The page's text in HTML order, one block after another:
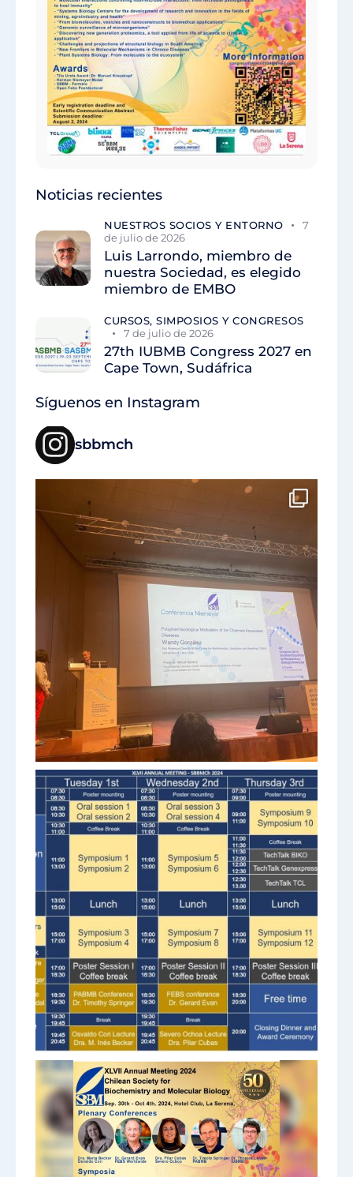
Noticias recientes
NUESTROS SOCIOS Y ENTORNO
7
de julio de 2026
Luis Larrondo, miembro de
nuestra Sociedad, es elegido
miembro de EMBO
CURSOS, SIMPOSIOS Y CONGRESOS
7 de julio de 2026
27th IUBMB Congress 2027 en
Cape Town, Sudáfrica
Síguenos en Instagram
sbbmch